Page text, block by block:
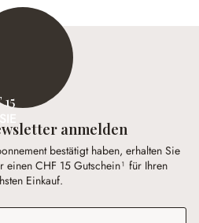
15
anmelden
bestätigt haben, erhalten Sie
einen CHF 15 Gutschein¹ für Ihren
Einkauf.